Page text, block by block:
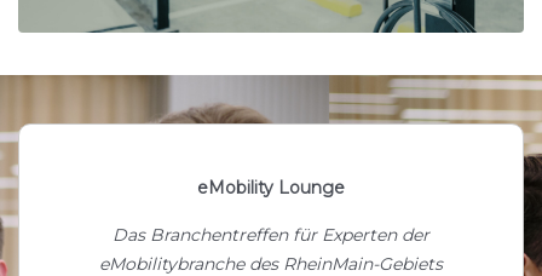
eMobility Lounge
Das Branchentreffen für Experten der
eMobilitybranche des RheinMain-Gebiets